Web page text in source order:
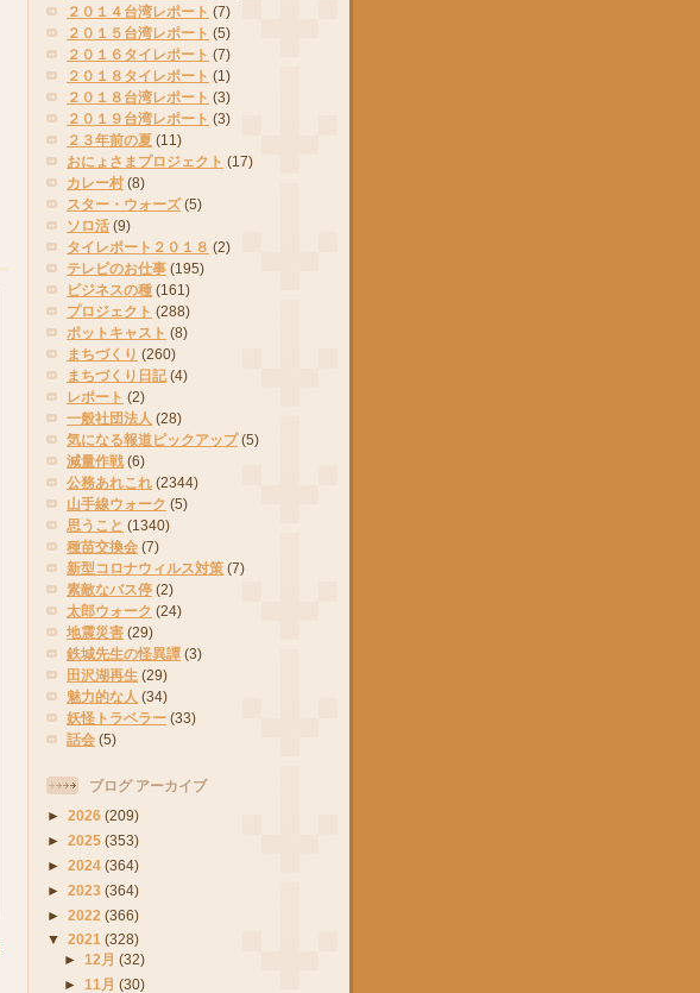
２０１４台湾レポート (7)
２０１５台湾レポート (5)
２０１６タイレポート (7)
２０１８タイレポート (1)
２０１８台湾レポート (3)
２０１９台湾レポート (3)
２３年前の夏 (11)
おにょさまプロジェクト (17)
カレー村 (8)
スター・ウォーズ (5)
ソロ活 (9)
タイレポート２０１８ (2)
テレビのお仕事 (195)
ビジネスの種 (161)
プロジェクト (288)
ポットキャスト (8)
まちづくり (260)
まちづくり日記 (4)
レポート (2)
一般社団法人 (28)
気になる報道ピックアップ (5)
減量作戦 (6)
公務あれこれ (2344)
山手線ウォーク (5)
思うこと (1340)
種苗交換会 (7)
新型コロナウィルス対策 (7)
素敵なバス停 (2)
太郎ウォーク (24)
地震災害 (29)
鉄城先生の怪異譚 (3)
田沢湖再生 (29)
魅力的な人 (34)
妖怪トラベラー (33)
話会 (5)
ブログ アーカイブ
► 2026 (209)
► 2025 (353)
► 2024 (364)
► 2023 (364)
► 2022 (366)
▼ 2021 (328)
► 12月(32)
► 11月(30)